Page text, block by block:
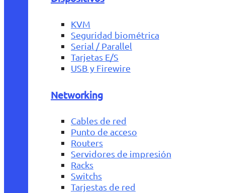
KVM
Seguridad biométrica
Serial / Parallel
Tarjetas E/S
USB y Firewire
Networking
Cables de red
Punto de acceso
Routers
Servidores de impresión
Racks
Switchs
Tarjestas de red